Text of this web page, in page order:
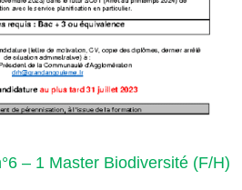
– 1 Master Biodiversité (F/H)